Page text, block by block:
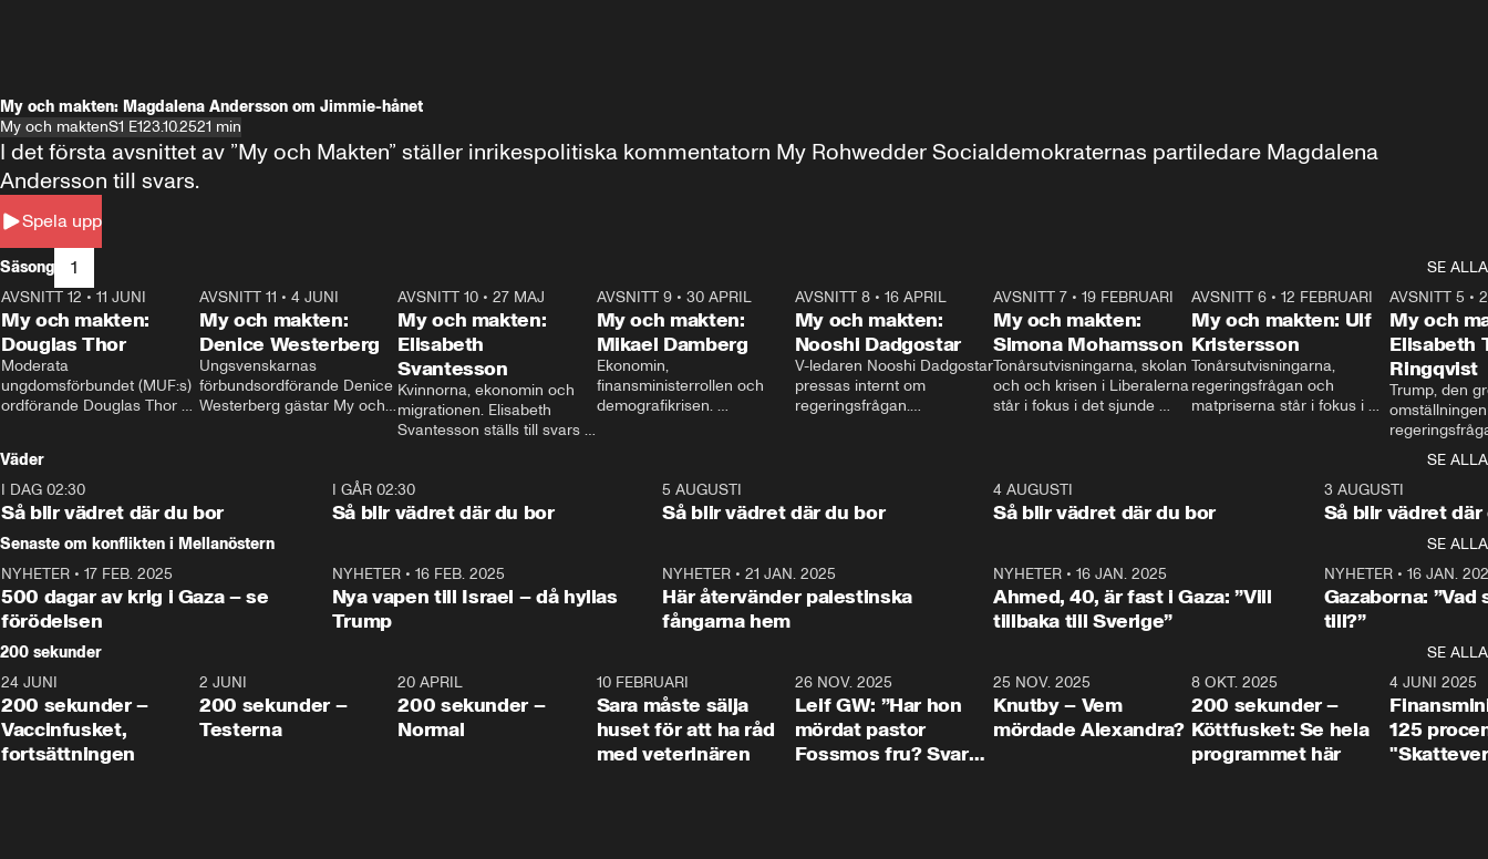
My och makten: Magdalena Andersson om Jimmie-hånet
My och maktenS1 E123.10.2521 min
Spela upp
I det första avsnittet av ”My och Makten” ställer inrikespolitiska kommentatorn My Rohwedder Socialdemokraternas partiledare Magdalena
Andersson till svars.
Säsong 1
SE ALLA
26:27
AVSNITT 12 • 11 JUNI
My och makten:
Douglas Thor
Moderata
ungdomsförbundet (MUF:s)
ordförande Douglas Thor
tonårsutvisningarna och hur
Moderaterna ska locka
väljare till valet i höst.
23:40
AVSNITT 11 •4 JUNI
My och makten:
Denice Westerberg
Ungsvenskarnas
förbundsordförande Denice
Westerberg gästar My och
AVSNITT 10 •27 MAJ
My och makten:
Elisabeth
Svantesson
Kvinnorna, ekonomin och
migrationen. Elisabeth
Svantesson ställs till svars
AVSNITT 9• 30 APRIL
My och makten:
Mikael Damberg
Ekonomin,
finansministerrollen och
demografikrisen.
och Makten.
AVSNITT 8• 16 APRIL
My och makten:
Nooshi Dadgostar
V-ledaren Nooshi Dadgostar
pressas internt om
regeringsfrågan.
– Vi ställer upp i val. Ska vi
vara med så sitter vi förstås
24:30
AVSNITT 7• 19 FEBRUARI
My och makten:
Simona Mohamsson
Tonårsutvisningarna, skolan
och och krisen i Liberalerna
står i fokus i det sjunde
kommentator My
Rohwedder ställer
utbildnings- och
Mohamsson till svars.
27:30
AVSNITT 6 •12 FEBRUARI
My och makten: Ulf
Kristersson
Tonårsutvisningarna,
regeringsfrågan och
matpriserna står i fokus i
Rohwedder ställer
statsminister Ulf Kristersson
AVSNITT 5 •
My och
Elisabeth
Ringqvist
Trump, den
centrum i
avsnittet av
Makten”. Se
Aftonbladets
Rohwedder
Thand Ring
Väder
SE ALLA
I DAG 02:30
Så blir vädret där du bor
1:06
I GÅR 02:30
Så blir vädret där du bor
5 AUGUSTI
Så blir vädret där du bor
4 AUGUSTI
Så blir vädret där du bor
3 AUGUSTI
Så blir vädret där
Senaste om konflikten i Mellanöstern
SE ALLA
NYHETER • 17 FEB. 2025
500 dagar av krig i Gaza – se
förödelsen
NYHETER• 16 FEB. 2025
Nya vapen till Israel – då hyllas
Trump
NYHETER •21 JAN. 2025
Här återvänder palestinska
fångarna hem
NYHETER• 16 JAN. 2025
Ahmed, 40, är fast i Gaza: ”Vill
tillbaka till Sverige”
NYHETER• 16 JAN.
Gazaborna:
till?”
200 sekunder
SE ALLA
5:00
24 JUNI
200 sekunder –
Vaccinfusket,
fortsättningen
4:23
2 JUNI
200 sekunder –
Testerna
20 APRIL
200 sekunder –
Normal
10 FEBRUARI
Sara måste sälja
huset för att ha råd
med veterinären
26 NOV. 2025
Leif GW: ”Har hon
mördat pastor
Fossmos fru? Svar
31:05
25 NOV. 2025
Knutby – Vem
mördade Alexandra?
4:29
8 OKT. 2025
200 sekunder –
Köttfusket: Se hela
programmet här
4 JUNI 2025
125